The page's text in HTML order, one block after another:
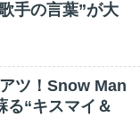
手の言葉”が大
ツ！Snow Man
る“キスマイ＆